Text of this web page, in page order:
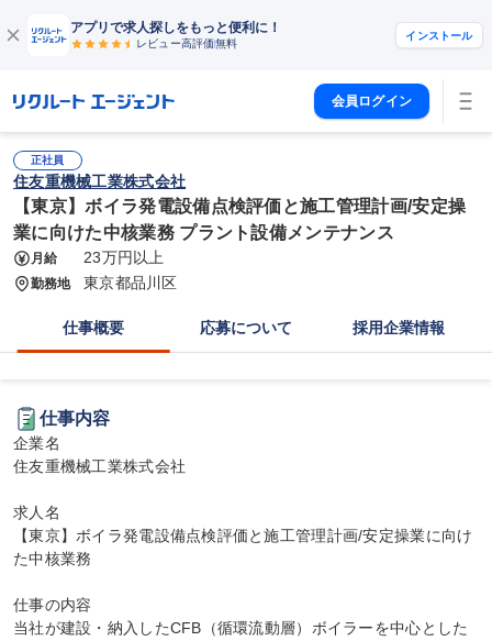
アプリで求人探しをもっと便利に！
レビュー高評価無料
インストール
会員ログイン
正社員
住友重機械工業株式会社
【東京】ボイラ発電設備点検評価と施工管理計画/安定操
業に向けた中核業務 プラント設備メンテナンス
月給 23万円以上
勤務地 東京都品川区
仕事概要 応募について 採用企業情報
仕事内容
企業名
住友重機械工業株式会社
求人名
【東京】ボイラ発電設備点検評価と施工管理計画/安定操業に向け
た中核業務
仕事の内容
当社が建設・納入したCFB（循環流動層）ボイラーを中心とした